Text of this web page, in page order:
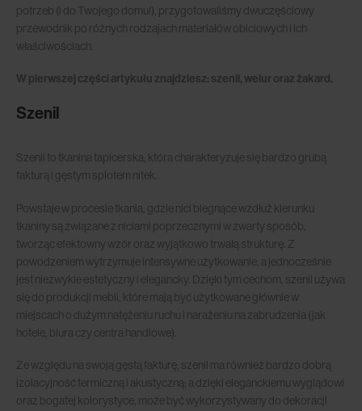
potrzeb (i do Twojego domu!), przygotowaliśmy dwuczęściowy
przewodnik po różnych rodzajach materiałów obiciowych i ich
właściwościach.
W pierwszej części artykułu znajdziesz: szenil, welur oraz żakard.
Szenil
Szenil to tkanina tapicerska, która charakteryzuje się bardzo grubą
fakturą i gęstym splotem nitek.
Powstaje w procesie tkania, gdzie nici biegnące wzdłuż kierunku
tkaniny są związane z niciami poprzecznymi w zwarty sposób,
tworząc efektowny wzór oraz wyjątkowo trwałą strukturę. Z
powodzeniem wytrzymuje intensywne użytkowanie, a jednocześnie
jest niezwykle estetyczny i elegancky. Dzięki tym cechom, szenil używa
się do produkcji mebli, które mają być użytkowane głównie w
miejscach o dużym natężeniu ruchu i narażeniu na zabrudzenia (jak
hotele, biura czy centra handlowe).
Ze względu na swoją gęstą fakturę, szenil ma również bardzo dobrą
izolacyjność termiczną i akustyczną; a dzięki eleganckiemu wyglądowi
oraz bogatej kolorystyce, może być wykorzystywany do dekoracji